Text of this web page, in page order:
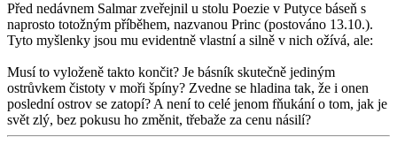
Před nedávnem Salmar zveřejnil u stolu Poezie v Putyce báseň s
naprosto totožným příběhem, nazvanou Princ (postováno 13.10.).
Tyto myšlenky jsou mu evidentně vlastní a silně v nich ožívá, ale:
Musí to vyloženě takto končit? Je básník skutečně jediným
ostrůvkem čistoty v moři špíny? Zvedne se hladina tak, že i onen
poslední ostrov se zatopí? A není to celé jenom fňukání o tom, jak je
svět zlý, bez pokusu ho změnit, třebaže za cenu násilí?